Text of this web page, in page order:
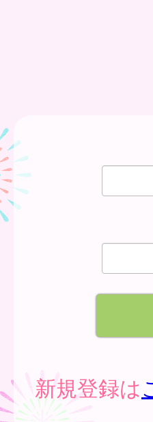
新規登録は